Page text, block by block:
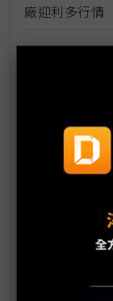
廠迎利多行情
台美關稅與能
模組拚2027放
規避關稅大
裕融嚴陳莉
AI應用與綠能
回應232關稅